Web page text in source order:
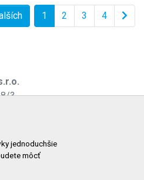
1 2 3 4
3
730
jednoduchšie
môcť